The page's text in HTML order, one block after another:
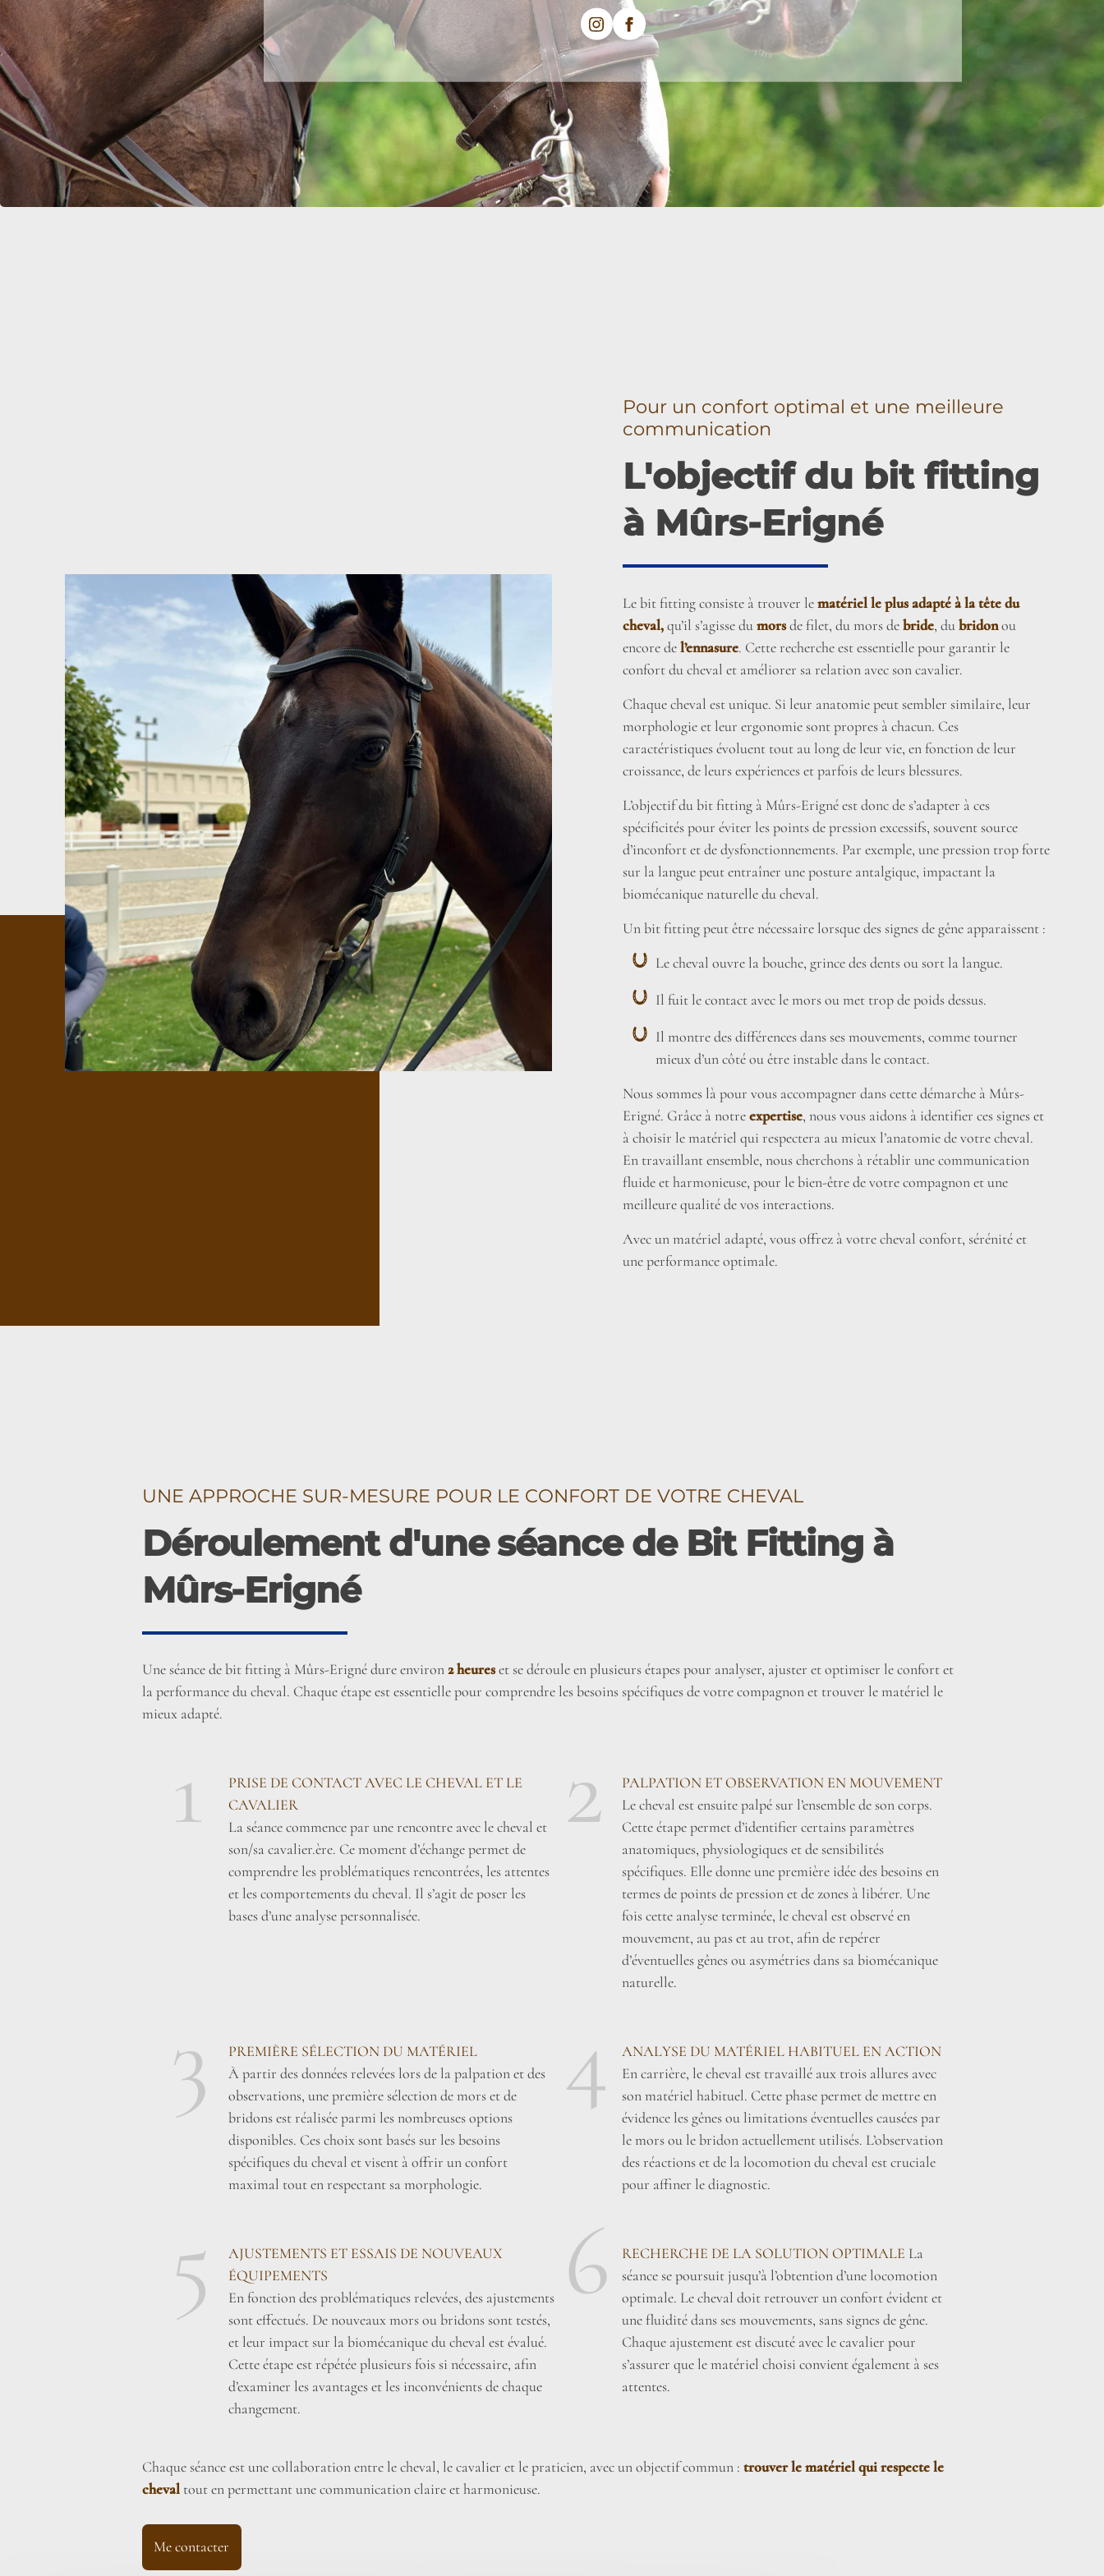
Pour un confort optimal et une meilleure
communication
L'objectif du bit fitting
à Mûrs-Erigné
Le bit fitting consiste à trouver lematériel le plus adapté à la tête du
cheval,qu’il s’agisse dumorsde filet, du mors debride, dubridonou
encore del’ennasure. Cette recherche est essentielle pour garantir le
confort du cheval et améliorer sa relation avec son cavalier.
Chaque cheval est unique. Si leur anatomie peut sembler similaire, leur
morphologie et leur ergonomie sont propres à chacun. Ces
caractéristiques évoluent tout au long de leur vie, en fonction de leur
croissance, de leurs expériences et parfois de leurs blessures.
L’objectif du bit fitting à Mûrs-Erigné est donc de s’adapter à ces
spécificités pour éviter les points de pression excessifs, souvent source
d’inconfort et de dysfonctionnements. Par exemple, une pression trop forte
sur la langue peut entraîner une posture antalgique, impactant la
biomécanique naturelle du cheval.
Un bit fitting peut être nécessaire lorsque des signes de gêne apparaissent :
Le cheval ouvre la bouche, grince des dents ou sort la langue.
Il fuit le contact avec le mors ou met trop de poids dessus.
Il montre des différences dans ses mouvements, comme tourner
mieux d’un côté ou être instable dans le contact.
Nous sommes là pour vous accompagner dans cette démarche à Mûrs-
Erigné. Grâce à notreexpertise, nous vous aidons à identifier ces signes et
à choisir le matériel qui respectera au mieux l’anatomie de votre cheval.
En travaillant ensemble, nous cherchons à rétablir une communication
fluide et harmonieuse, pour le bien-être de votre compagnon et une
meilleure qualité de vos interactions.
Avec un matériel adapté, vous offrez à votre cheval confort, sérénité et
une performance optimale.
UNE APPROCHE SUR-MESURE POUR LE CONFORT DE VOTRE CHEVAL
Déroulement d'une séance de Bit Fitting à
Mûrs-Erigné
Une séance de bit fitting à Mûrs-Erigné dure environ2 heureset se déroule en plusieurs étapes pour analyser, ajuster et optimiser le confort et
la performance du cheval. Chaque étape est essentielle pour comprendre les besoins spécifiques de votre compagnon et trouver le matériel le
mieux adapté.
1
PRISE DE CONTACT AVEC LE CHEVAL ET LE
CAVALIER
La séance commence par une rencontre avec le cheval et
son/sa cavalier.ère. Ce moment d’échange permet de
comprendre les problématiques rencontrées, les attentes
et les comportements du cheval. Il s’agit de poser les
bases d’une analyse personnalisée.
2
PALPATION ET OBSERVATION EN MOUVEMENT
Le cheval est ensuite palpé sur l’ensemble de son corps.
Cette étape permet d’identifier certains paramètres
anatomiques, physiologiques et de sensibilités
spécifiques. Elle donne une première idée des besoins en
termes de points de pression et de zones à libérer. Une
fois cette analyse terminée, le cheval est observé en
mouvement, au pas et au trot, afin de repérer
d’éventuelles gênes ou asymétries dans sa biomécanique
naturelle.
3
PREMIÈRE SÉLECTION DU MATÉRIEL
À partir des données relevées lors de la palpation et des
observations, une première sélection de mors et de
bridons est réalisée parmi les nombreuses options
disponibles. Ces choix sont basés sur les besoins
spécifiques du cheval et visent à offrir un confort
maximal tout en respectant sa morphologie.
4
ANALYSE DU MATÉRIEL HABITUEL EN ACTION
En carrière, le cheval est travaillé aux trois allures avec
son matériel habituel. Cette phase permet de mettre en
évidence les gênes ou limitations éventuelles causées par
le mors ou le bridon actuellement utilisés. L’observation
des réactions et de la locomotion du cheval est cruciale
pour affiner le diagnostic.
5
AJUSTEMENTS ET ESSAIS DE NOUVEAUX
ÉQUIPEMENTS
En fonction des problématiques relevées, des ajustements
sont effectués. De nouveaux mors ou bridons sont testés,
et leur impact sur la biomécanique du cheval est évalué.
Cette étape est répétée plusieurs fois si nécessaire, afin
d’examiner les avantages et les inconvénients de chaque
changement.
6 RECHERCHE DE LA SOLUTION OPTIMALE La
séance se poursuit jusqu’à l’obtention d’une locomotion
optimale. Le cheval doit retrouver un confort évident et
une fluidité dans ses mouvements, sans signes de gêne.
Chaque ajustement est discuté avec le cavalier pour
s’assurer que le matériel choisi convient également à ses
attentes.
Chaque séance est une collaboration entre le cheval, le cavalier et le praticien, avec un objectif commun : trouver le matériel qui respecte le
chevaltout en permettant une communication claire et harmonieuse.
Me contacter